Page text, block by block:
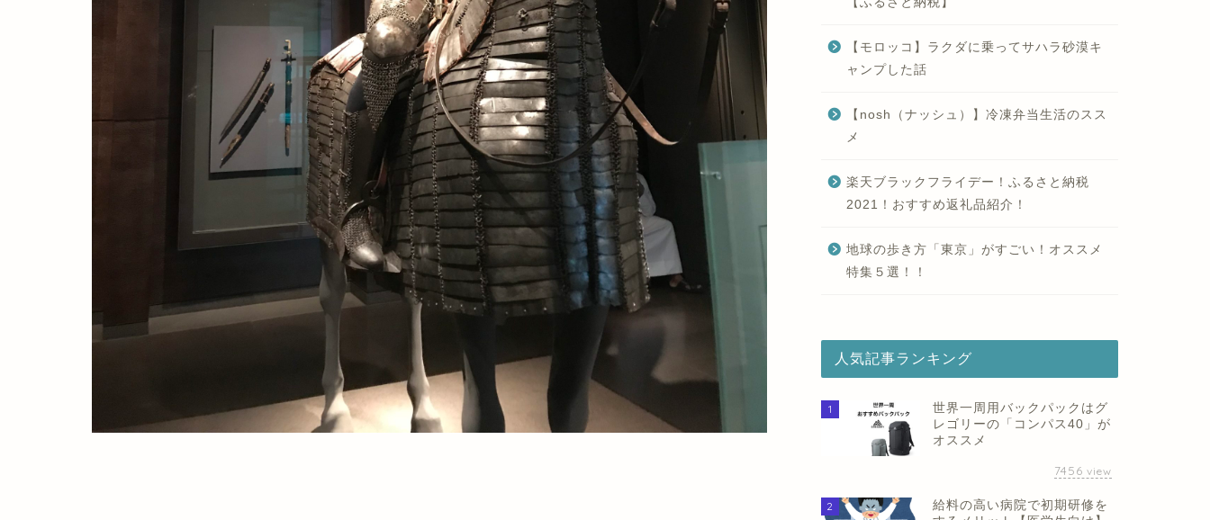
【モロッコ】ラクダに乗ってサハラ砂漠キ
ャンプした話
【nosh（ナッシュ）】冷凍弁当生活のスス
メ
楽天ブラックフライデー！ふるさと納税
2021！おすすめ返礼品紹介！
地球の歩き方「東京」がすごい！オススメ
特集５選！！
人気記事ランキング
1
世界一周用バックパックはグ
レゴリーの「コンパス40」が
オススメ
7456 view
2
給料の高い病院で初期研修を